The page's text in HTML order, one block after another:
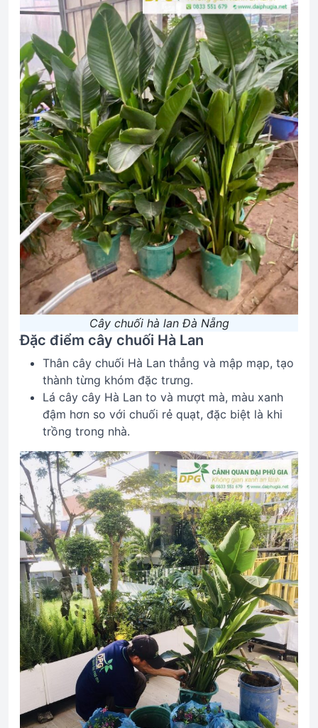
Cây chuối hà lan Đà Nẵng
Đặc điểm cây chuối Hà Lan
Thân cây chuối Hà Lan thẳng và mập mạp, tạo
thành từng khóm đặc trưng.
Lá cây cây Hà Lan to và mượt mà, màu xanh
đậm hơn so với chuối rẻ quạt, đặc biệt là khi
trồng trong nhà.